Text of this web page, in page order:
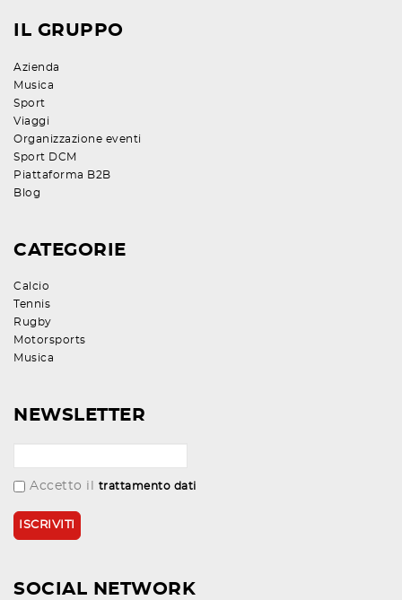
IL GRUPPO
Azienda
Musica
Sport
Viaggi
Organizzazione eventi
Sport DCM
Piattaforma B2B
Blog
CATEGORIE
Calcio
Tennis
Rugby
Motorsports
Musica
NEWSLETTER
Accetto il trattamento dati
SOCIAL NETWORK